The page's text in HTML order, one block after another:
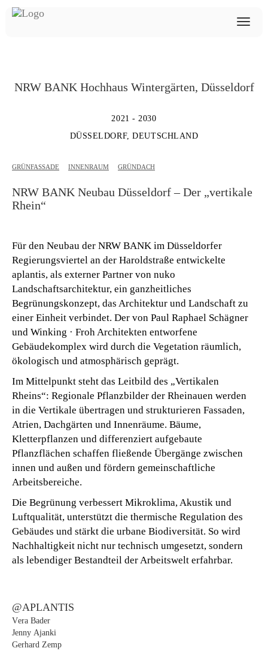
NRW BANK Hochhaus Wintergärten, Düsseldorf
2021 - 2030
DÜSSELDORF, DEUTSCHLAND
GRÜNFASSADE INNENRAUM GRÜNDACH
NRW BANK Neubau Düsseldorf – Der „vertikale
Rhein“
Für den Neubau der NRW BANK im Düsseldorfer
Regierungsviertel an der Haroldstraße entwickelte
aplantis, als externer Partner von nuko
Landschaftsarchitektur, ein ganzheitliches
Begrünungskonzept, das Architektur und Landschaft zu
einer Einheit verbindet. Der von Paul Raphael Schägner
und Winking · Froh Architekten entworfene
Gebäudekomplex wird durch die Vegetation räumlich,
ökologisch und atmosphärisch geprägt.
Im Mittelpunkt steht das Leitbild des „Vertikalen
Rheins“: Regionale Pflanzbilder der Rheinauen werden
in die Vertikale übertragen und strukturieren Fassaden,
Atrien, Dachgärten und Innenräume. Bäume,
Kletterpflanzen und differenziert aufgebaute
Pflanzflächen schaffen fließende Übergänge zwischen
innen und außen und fördern gemeinschaftliche
Arbeitsbereiche.
Die Begrünung verbessert Mikroklima, Akustik und
Luftqualität, unterstützt die thermische Regulation des
Gebäudes und stärkt die urbane Biodiversität. So wird
Nachhaltigkeit nicht nur technisch umgesetzt, sondern
als lebendiger Bestandteil der Arbeitswelt erfahrbar.
@APLANTIS
Vera Bader
Jenny Ajanki
Gerhard Zemp